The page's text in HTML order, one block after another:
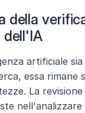
della
dell'IA
artificiale
essa rimane
La